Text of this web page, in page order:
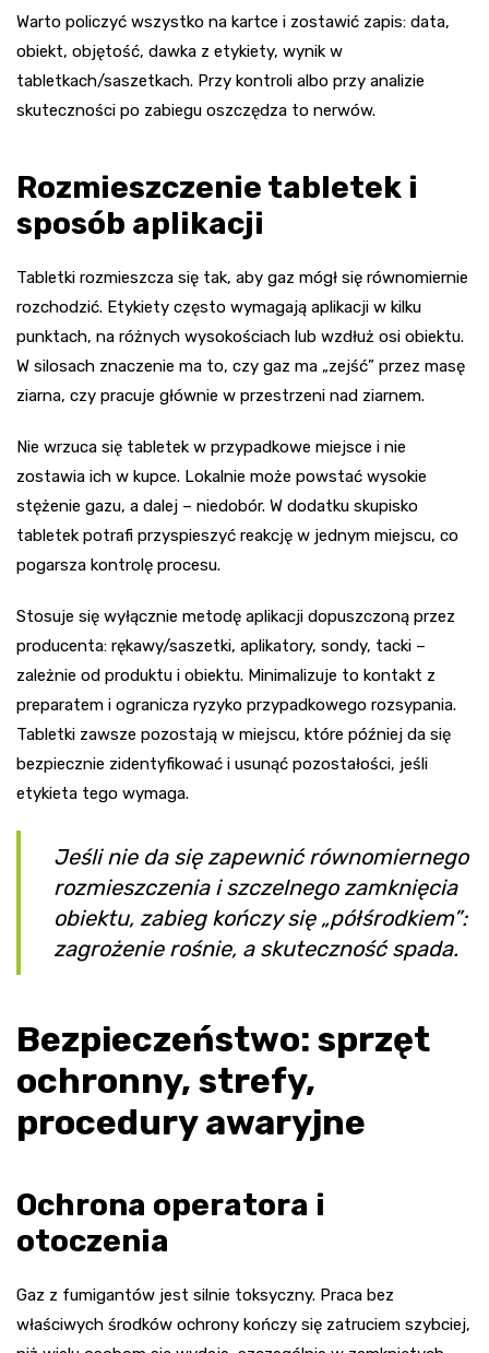
Warto policzyć wszystko na kartce i zostawić zapis: data,
obiekt, objętość, dawka z etykiety, wynik w
tabletkach/saszetkach. Przy kontroli albo przy analizie
skuteczności po zabiegu oszczędza to nerwów.
Rozmieszczenie tabletek i
sposób aplikacji
Tabletki rozmieszcza się tak, aby gaz mógł się równomiernie
rozchodzić. Etykiety często wymagają aplikacji w kilku
punktach, na różnych wysokościach lub wzdłuż osi obiektu.
W silosach znaczenie ma to, czy gaz ma „zejść” przez masę
ziarna, czy pracuje głównie w przestrzeni nad ziarnem.
Nie wrzuca się tabletek w przypadkowe miejsce i nie
zostawia ich w kupce. Lokalnie może powstać wysokie
stężenie gazu, a dalej – niedobór. W dodatku skupisko
tabletek potrafi przyspieszyć reakcję w jednym miejscu, co
pogarsza kontrolę procesu.
Stosuje się wyłącznie metodę aplikacji dopuszczoną przez
producenta: rękawy/saszetki, aplikatory, sondy, tacki –
zależnie od produktu i obiektu. Minimalizuje to kontakt z
preparatem i ogranicza ryzyko przypadkowego rozsypania.
Tabletki zawsze pozostają w miejscu, które później da się
bezpiecznie zidentyfikować i usunąć pozostałości, jeśli
etykieta tego wymaga.
Jeśli nie da się zapewnić równomiernego
rozmieszczenia i szczelnego zamknięcia
obiektu, zabieg kończy się „półśrodkiem”:
zagrożenie rośnie, a skuteczność spada.
Bezpieczeństwo: sprzęt
ochronny, strefy,
procedury awaryjne
Ochrona operatora i
otoczenia
Gaz z fumigantów jest silnie toksyczny. Praca bez
właściwych środków ochrony kończy się zatruciem szybciej,